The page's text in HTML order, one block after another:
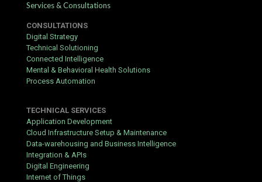
para dispositivos moviles. La navegacion es fluida y permite
acceder a los mejores titulos desde cualquier lugar con total
seguridad, garantizando una sesion de juego placentera.
Ademas, el servicio de soporte tecnico suele responder de
manera eficaz ante cualquier duda que pueda surgir durante las
apuestas.
conocer bien las reglas de cada juego antes de comenzar.
Mantener un control responsable sobre el presupuesto es la
mejor estrategia para disfrutar del entretenimiento a largo plazo
sin riesgos innecesarios. Al final, lo mas importante es valorar la
calidad del software y la transparencia en cada una de las
transacciones realizadas.
Services & Consultations
CONSULTATIONS
Digital Strategy
Technical Solutioning
Connected Intelligence
Mental & Behavioral Health Solutions
Process Automation
TECHNICAL SERVICES
Application Development
Cloud Infrastructure Setup & Maintenance
Data-warehousing and Business Intelligence
Integration & APIs
Digital Engineering
Internet of Things